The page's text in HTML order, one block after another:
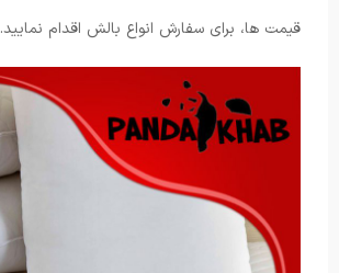
قیمت ها، برای سفارش انواع بالش اقدام نمایید.